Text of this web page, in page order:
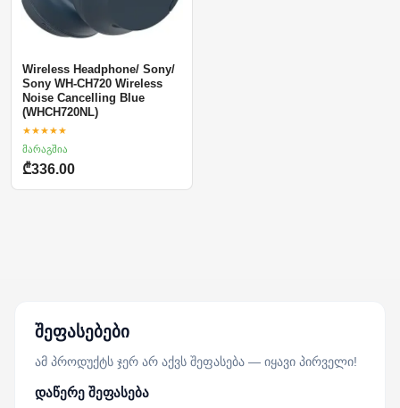
Wireless Headphone/ Sony/
Sony WH-CH720 Wireless
Noise Cancelling Blue
(WHCH720NL)
★★★★★
მარაგშია
₾336.00
შეფასებები
ამ პროდუქტს ჯერ არ აქვს შეფასება — იყავი პირველი!
დაწერე შეფასება